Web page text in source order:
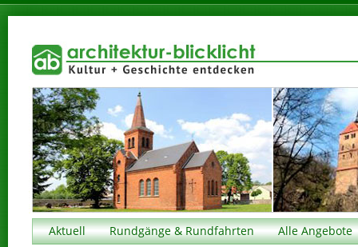
Aktuell Rundgänge & Rundfahrten
Alle Angebote